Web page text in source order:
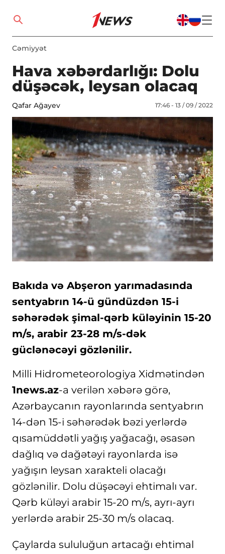
Cəmiyyət
Hava xəbərdarlığı: Dolu
düşəcək, leysan olacaq
Qafar Ağayev 17:46 - 13 / 09 / 2022
Bakıda və Abşeron yarımadasında
sentyabrın 14-ü gündüzdən 15-i
səhərədək şimal-qərb küləyinin 15-20
m/s, arabir 23-28 m/s-dək
güclənəcəyi gözlənilir.
Milli Hidrometeorologiya Xidmətindən
1news.az-a verilən xəbərə görə,
Azərbaycanın rayonlarında sentyabrın
14-dən 15-i səhərədək bəzi yerlərdə
qısamüddətli yağış yağacağı, əsasən
dağlıq və dağətəyi rayonlarda isə
yağışın leysan xarakteli olacağı
gözlənilir. Dolu düşəcəyi ehtimalı var.
Qərb küləyi arabir 15-20 m/s, ayrı-ayrı
yerlərdə arabir 25-30 m/s olacaq.
Çaylarda sululuğun artacağı ehtimal